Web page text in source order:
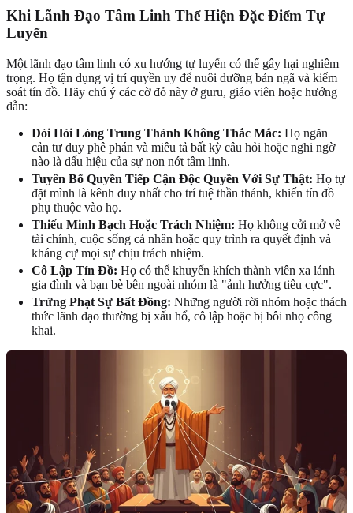
Khi Lãnh Đạo Tâm Linh Thể Hiện Đặc Điểm Tự
Luyến
Một lãnh đạo tâm linh có xu hướng tự luyến có thể gây hại nghiêm
trọng. Họ tận dụng vị trí quyền uy để nuôi dưỡng bản ngã và kiểm
soát tín đồ. Hãy chú ý các cờ đỏ này ở guru, giáo viên hoặc hướng
dẫn:
Đòi Hỏi Lòng Trung Thành Không Thắc Mắc: Họ ngăn
cản tư duy phê phán và miêu tả bất kỳ câu hỏi hoặc nghi ngờ
nào là dấu hiệu của sự non nớt tâm linh.
Tuyên Bố Quyền Tiếp Cận Độc Quyền Với Sự Thật: Họ tự
đặt mình là kênh duy nhất cho trí tuệ thần thánh, khiến tín đồ
phụ thuộc vào họ.
Thiếu Minh Bạch Hoặc Trách Nhiệm: Họ không cởi mở về
tài chính, cuộc sống cá nhân hoặc quy trình ra quyết định và
kháng cự mọi sự chịu trách nhiệm.
Cô Lập Tín Đồ: Họ có thể khuyến khích thành viên xa lánh
gia đình và bạn bè bên ngoài nhóm là "ảnh hưởng tiêu cực".
Trừng Phạt Sự Bất Đồng: Những người rời nhóm hoặc thách
thức lãnh đạo thường bị xấu hổ, cô lập hoặc bị bôi nhọ công
khai.